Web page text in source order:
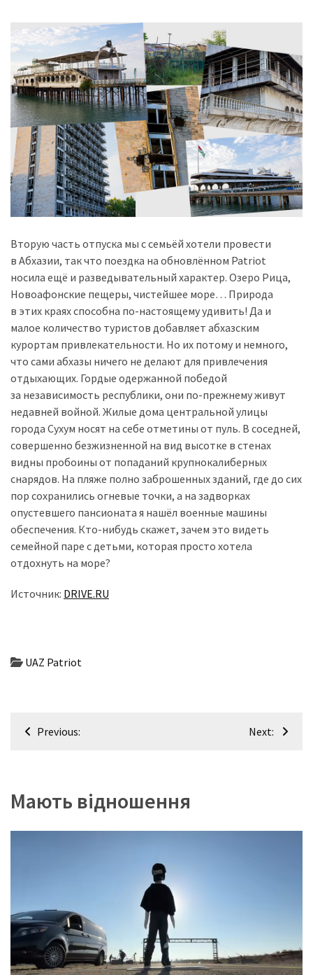
Вторую часть отпуска мы с семьёй хотели провести
в Абхазии, так что поездка на обновлённом Patriot
носила ещё и разведывательный характер. Озеро Рица,
Новоафонские пещеры, чистейшее море… Природа
в этих краях способна по-настоящему удивить! Да и
малое количество туристов добавляет абхазским
курортам привлекательности. Но их потому и немного,
что сами абхазы ничего не делают для привлечения
отдыхающих. Гордые одержанной победой
за независимость республики, они по-прежнему живут
недавней войной. Жилые дома центральной улицы
города Сухум носят на себе отметины от пуль. В соседней,
совершенно безжизненной на вид высотке в стенах
видны пробоины от попаданий крупнокалиберных
снарядов. На пляже полно заброшенных зданий, где до сих
пор сохранились огневые точки, а на задворках
опустевшего пансионата я нашёл военные машины
обеспечения. Кто-нибудь скажет, зачем это видеть
семейной паре с детьми, которая просто хотела
отдохнуть на море?
Источник: DRIVE.RU
UAZ Patriot
Навігація
Previous: Next:
Мають відношення